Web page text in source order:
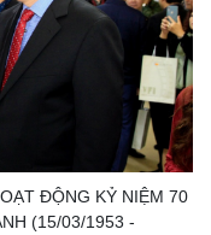
ĐỘNG KỶ NIỆM 70
(15/03/1953 -